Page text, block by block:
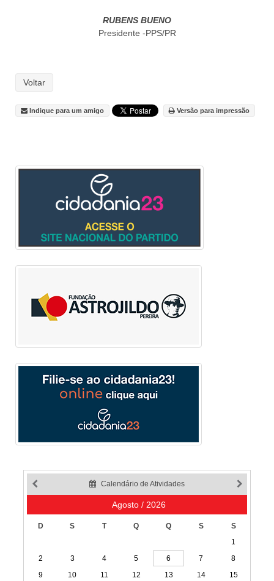
RUBENS BUENO
Presidente -PPS/PR
Voltar
Indique para um amigo Versão para impressão
Calendário de Atividades
Agosto / 2026
D S T Q Q S
S
1
2
3 4 5 6 7
8
9
10 11 12 13 14
15